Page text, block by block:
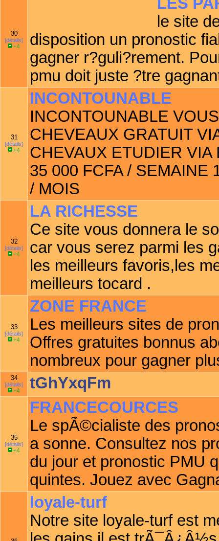
30
[détails]
+4
le site
disposition un pronostic
gagner r?guli?rement.
pmu doit juste ?tre
31
[détails]
+4
INCONTOUNABLE
INCONTOUNABLE
CHEVEAUX GRATUIT
CHEVAUX ETUDIER
35 000 FCFA / SEMAINE
/ MOIS
32
[détails]
+4
LA RICHESSE
Ce site vous donnera le
car vous serez parmi les
les meilleurs favoris,les
meilleurs tocard .
33
[détails]
+4
ZONE FRANCE
Les meilleurs sites de
Offres gratuites bonnus
nombreux pour gagner
34
[détails]
+4 tGhYxqFm
35
[détails]
+4
FRANCECOURCES
Le spÃ©cialiste des
a sonne. Consultez nos
du jour et pronostic PMU
quintes. Jouez avec
loyale-turf
Notre site loyale-turf est